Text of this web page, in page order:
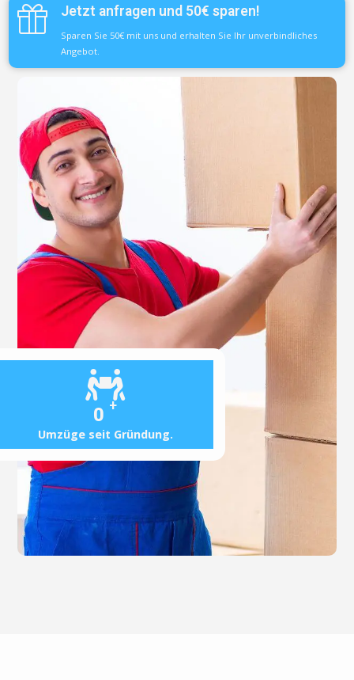
0 +
Umzüge seit Gründung.
Jetzt anfragen und 50€ sparen!
Sparen Sie 50€ mit uns und erhalten Sie Ihr unverbindliches
Angebot.